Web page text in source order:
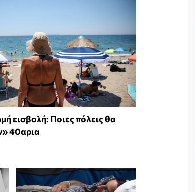
εισβολή: Ποιες πόλεις θα
40αρια